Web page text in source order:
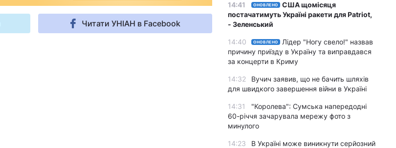
Читати УНІАН в Facebook
14:41 ОНОВЛЕНО
США щомісяця
постачатимуть Україні ракети для Patriot,
- Зеленський
14:40 ОНОВЛЕНО
Лідер "Ногу свело!" назвав
причину приїзду в Україну та виправдався
за концерти в Криму
14:32
Вучич заявив, що не бачить шляхів
для швидкого завершення війни в Україні
14:31
"Королева": Сумська напередодні
60-річчя зачарувала мережу фото з
минулого
14:23
В Україні може виникнути серйозний